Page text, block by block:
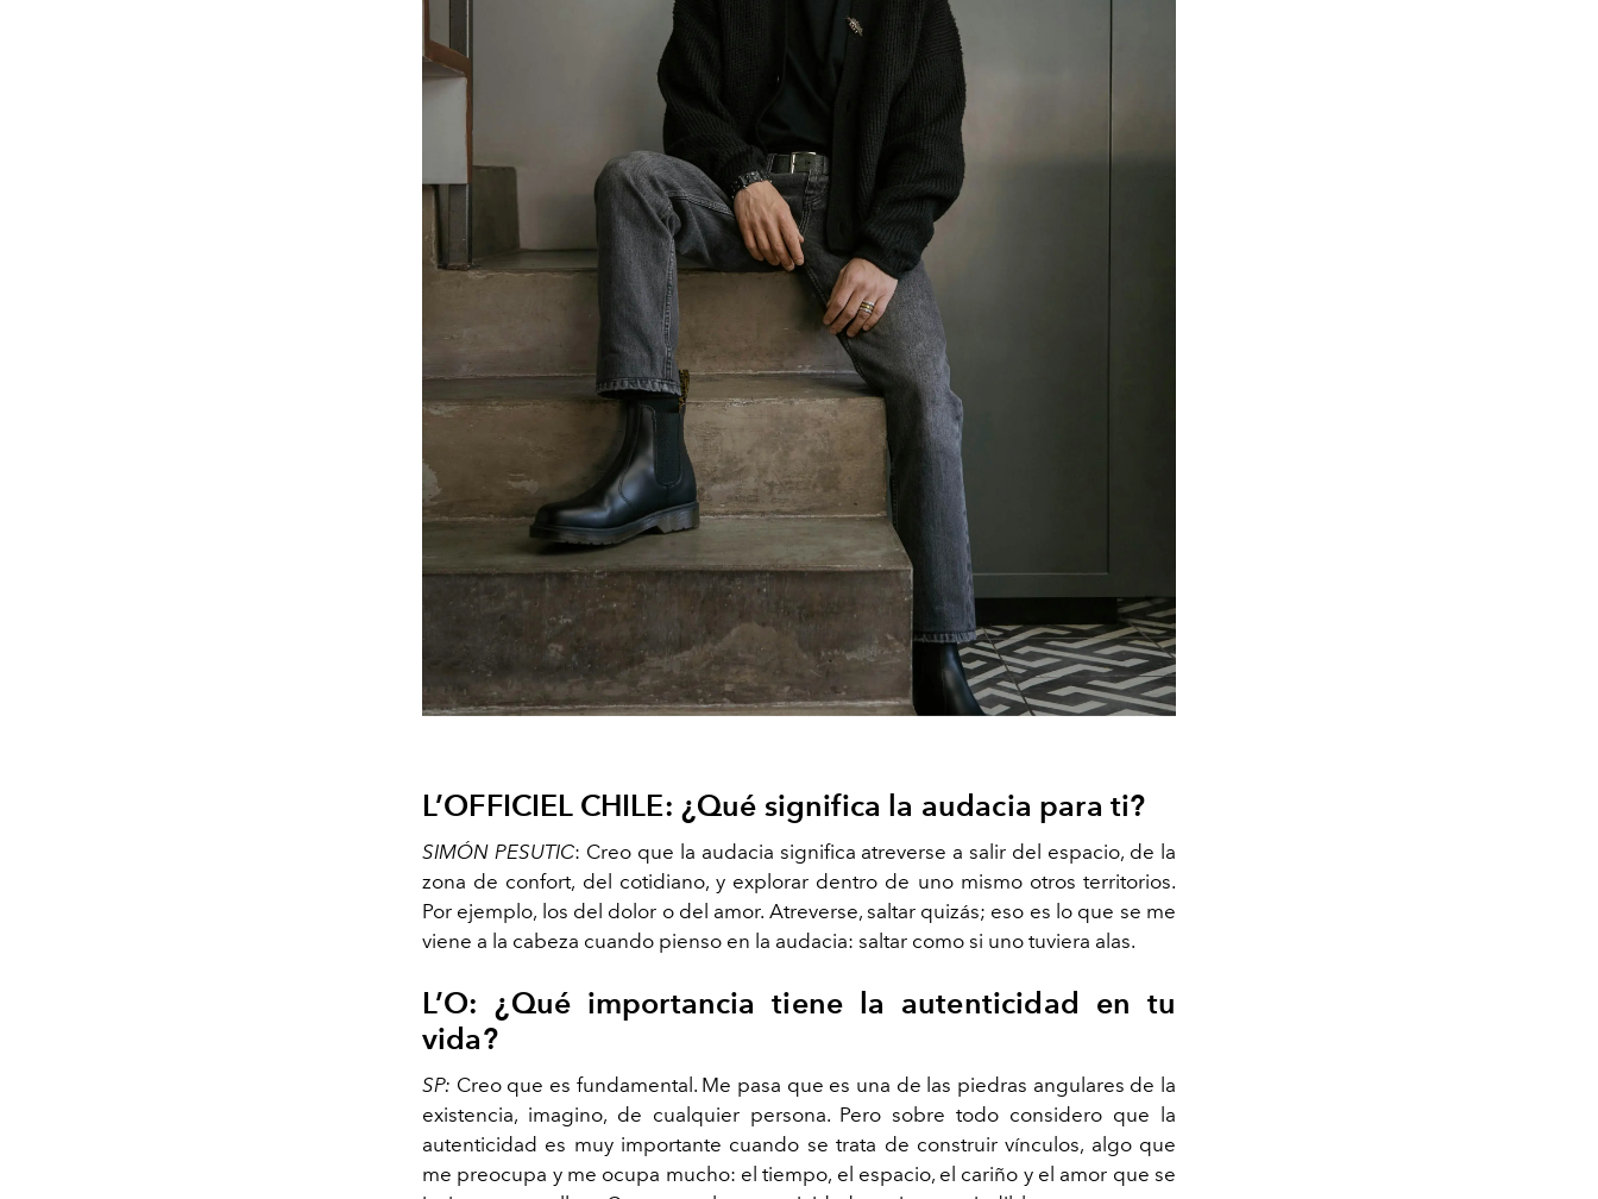
L’OFFICIEL CHILE: ¿Qué significa la audacia para ti?
SIMÓN PESUTIC: Creo que la audacia significa atreverse a salir del espacio, de la
zona de confort, del cotidiano, y explorar dentro de uno mismo otros territorios.
Por ejemplo, los del dolor o del amor. Atreverse, saltar quizás; eso es lo que se me
viene a la cabeza cuando pienso en la audacia: saltar como si uno tuviera alas.
L’O: ¿Qué importancia tiene la autenticidad en tu
vida?
SP: Creo que es fundamental. Me pasa que es una de las piedras angulares de la
existencia, imagino, de cualquier persona. Pero sobre todo considero que la
autenticidad es muy importante cuando se trata de construir vínculos, algo que
me preocupa y me ocupa mucho: el tiempo, el espacio, el cariño y el amor que se